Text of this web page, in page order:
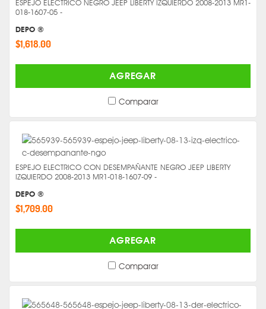
ESPEJO ELECTRICO NEGRO JEEP LIBERTY IZQUIERDO 2008-2013 MR1-
018-1607-05 -
DEPO ®
$1,618.00
AGREGAR
Comparar
ESPEJO ELECTRICO CON DESEMPAÑANTE NEGRO JEEP LIBERTY
IZQUIERDO 2008-2013 MR1-018-1607-09 -
DEPO ®
$1,709.00
AGREGAR
Comparar